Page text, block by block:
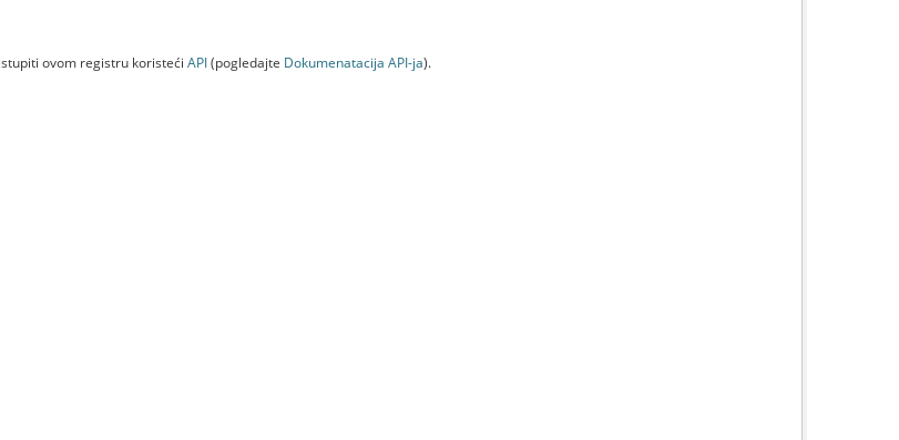
ovom registru koristeći API(pogledajte Dokumenаtаcijа API-jа).